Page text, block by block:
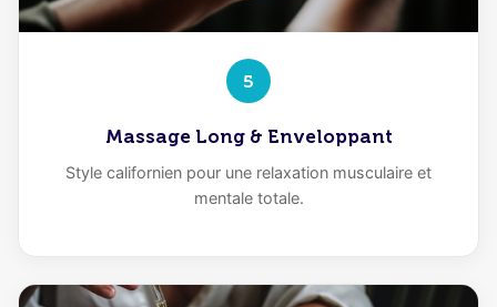
5
Massage Long & Enveloppant
Style californien pour une relaxation musculaire et
mentale totale.